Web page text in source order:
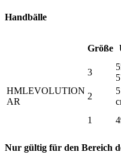
Handbälle
Größe
HMLEVOLUTION
AR
3
2
1
Nur gültig für den Bereich